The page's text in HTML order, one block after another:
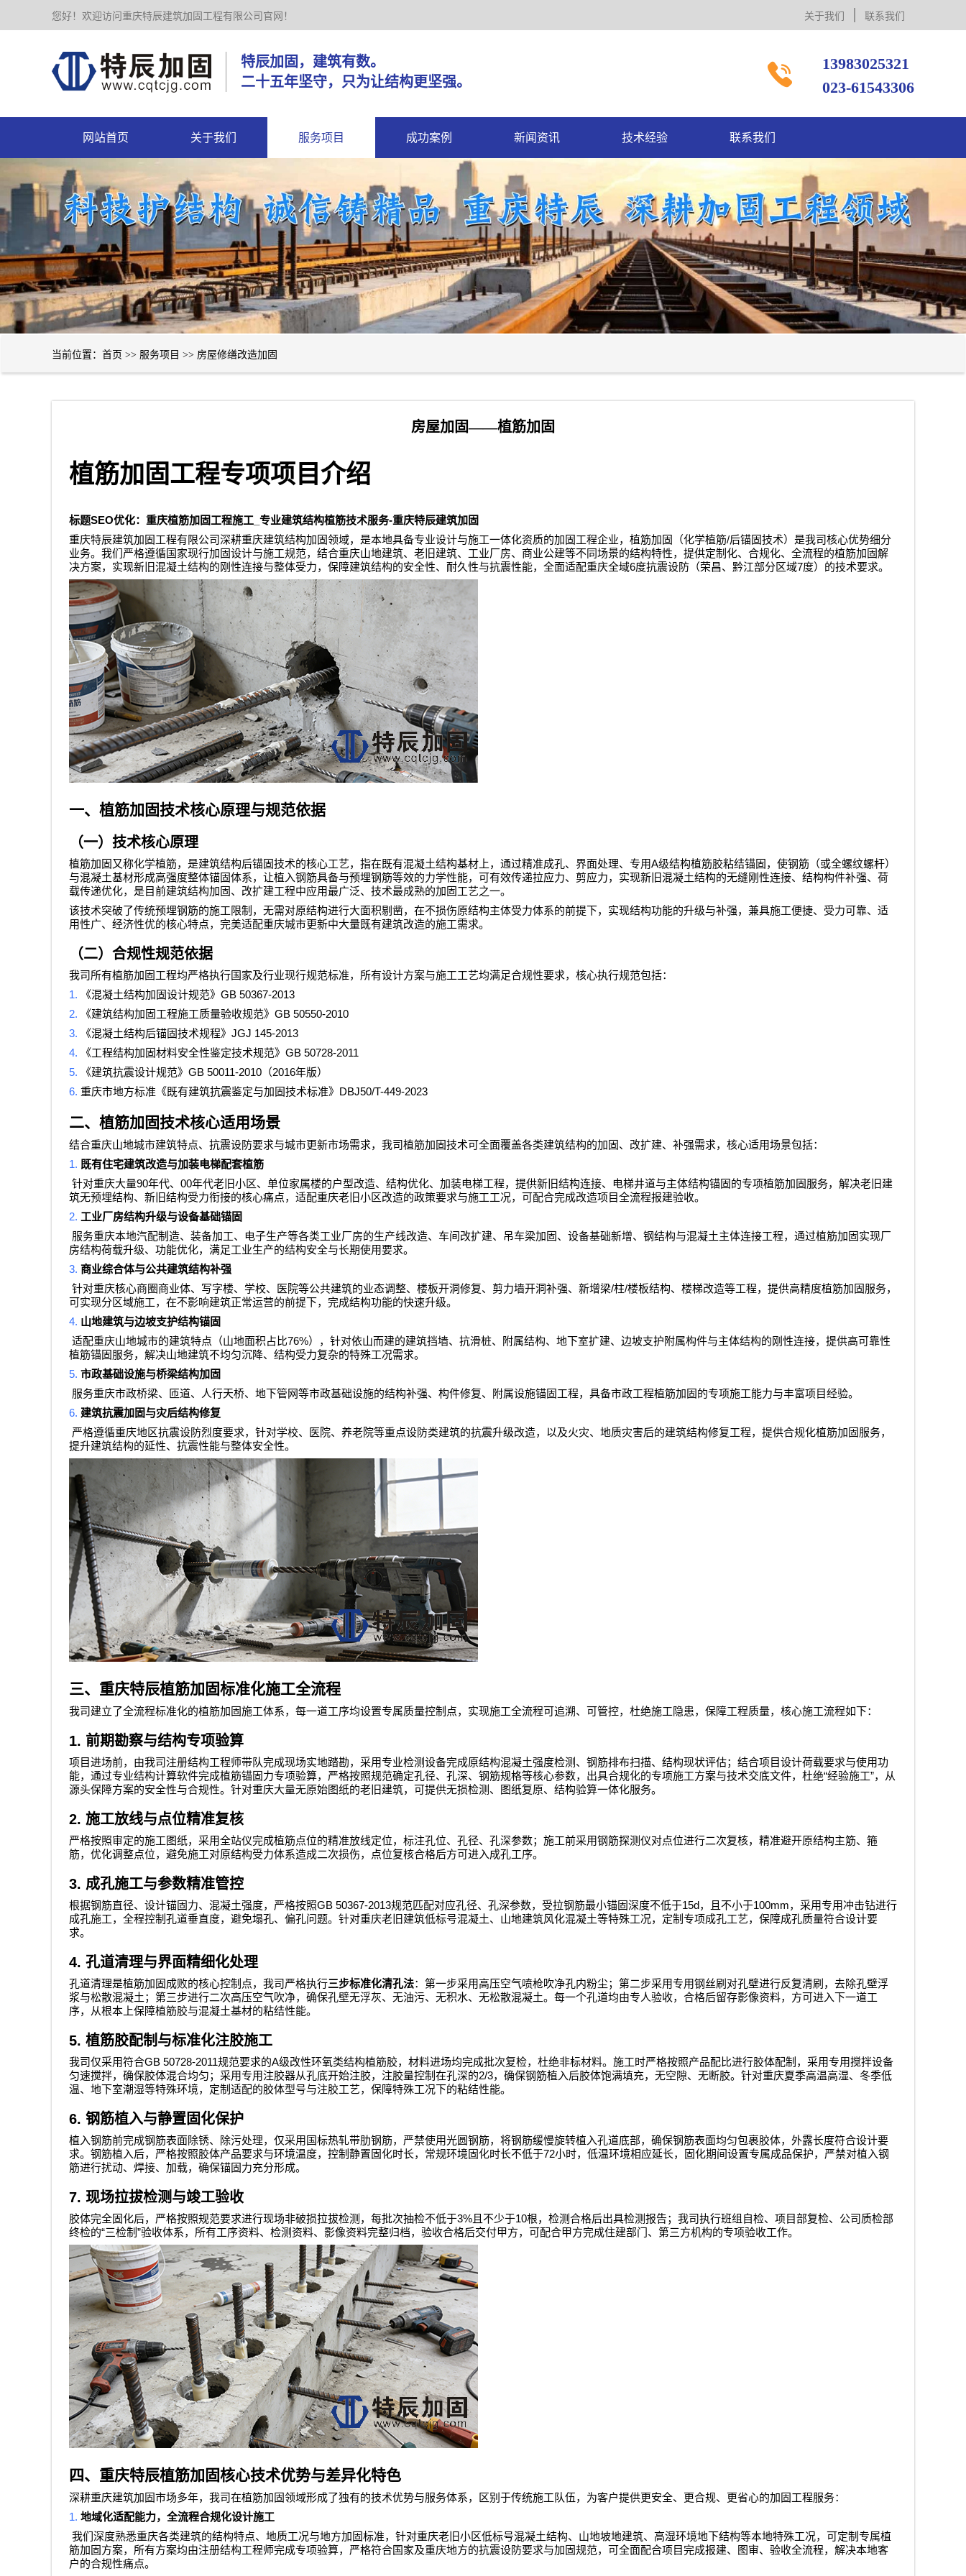
您好！欢迎访问重庆特辰建筑加固工程有限公司官网！ 关于我们 联系我们
特辰加固，建筑有数。
二十五年坚守，只为让结构更坚强。

13983025321
023-61543306
网站首页 关于我们 服务项目 成功案例 新闻资讯 技术经验 联系我们
当前位置： 首页 >> 服务项目 >> 房屋修缮改造加固
房屋加固——植筋加固
植筋加固工程专项项目介绍
标题SEO优化：重庆植筋加固工程施工 专业建筑结构植筋技术服务-重庆特辰建筑加固
重庆特辰建筑加固工程有限公司 深耕重庆建筑结构加固领域，是本地具备专业设计与施工一体化资质的加固工程企业，植筋加固（化学植筋/后锚固技术）是我司核心优势细分
业务。我们严格遵循国家现行加固设计与施工规范，结合重庆山地建筑、老旧建筑、工业厂房、商业公建等不同场景的结构特性，提供定制化、合规化、全流程的植筋加固解
决方案，实现新旧混凝土结构的刚性连接与整体受力，保障建筑结构的安全性、耐久性与抗震性能，全面适配重庆全域6度抗震设防（荣昌、黔江部分区域7度）的技术要求。
一、植筋加固技术核心原理与规范依据
（一）技术核心原理
植筋加固又称化学植筋，是建筑结构后锚固技术的核心工艺，指在既有混凝土结构基材上，通过精准成孔、界面处理、专用A级结构植筋胶粘结锚固，使钢筋（或全螺纹螺杆）
与混凝土基材形成高强度整体锚固体系，让植入钢筋具备与预埋钢筋等效的力学性能，可有效传递拉应力、剪应力，实现新旧混凝土结构的无缝刚性连接、结构构件补强、荷
载传递优化，是目前建筑结构加固、改扩建工程中应用最广泛、技术最成熟的加固工艺之一。
该技术突破了传统预埋钢筋的施工限制，无需对原结构进行大面积剔凿，在不损伤原结构主体受力体系的前提下，实现结构功能的升级与补强，兼具施工便捷、受力可靠、适
用性广、经济性优的核心特点，完美适配重庆城市更新中大量既有建筑改造的施工需求。
（二）合规性规范依据
我司所有植筋加固工程均严格执行国家及行业现行规范标准，所有设计方案与施工工艺均满足合规性要求，核心执行规范包括：
1. 《混凝土结构加固设计规范》 GB 50367-2013
2.
《建筑结构加固工程施工质量验收规范》 GB 50550-2010
3.
《混凝土结构后锚固技术规程》 JGJ 145-2013
4.
《工程结构加固材料安全性鉴定技术规范》 GB 50728-2011
5.
《建筑抗震设计规范》 GB 50011-2010 （2016年版）
6. 重庆市地方标准《既有建筑抗震鉴定与加固技术标准》 DBJ50/T-449-2023
二、植筋加固技术核心适用场景
结合重庆山地城市建筑特点、抗震设防要求与城市更新市场需求，我司植筋加固技术可全面覆盖各类建筑结构的加固、改扩建、补强需求，核心适用场景包括：
1. 既有住宅建筑改造与加装电梯配套植筋
针对重庆大量90年代、 00年代老旧小区、单位家属楼的户型改造、结构优化、加装电梯工程，提供新旧结构连接、电梯井道与主体结构锚固的专项植筋加固服务，解决老旧建
筑无预埋结构、新旧结构受力衔接的核心痛点，适配重庆老旧小区改造的政策要求与施工工况，可配合完成改造项目全流程报建验收。
2. 工业厂房结构升级与设备基础锚固
服务重庆本地汽配制造、装备加工、电子生产等各类工业厂房的生产线改造、车间改扩建、吊车梁加固、设备基础新增、钢结构与混凝土主体连接工程，通过植筋加固实现厂
房结构荷载升级、功能优化，满足工业生产的结构安全与长期使用要求。
3. 商业综合体与公共建筑结构补强
针对重庆核心商圈商业体、写字楼、学校、医院等公共建筑的业态调整、楼板开洞修复、剪力墙开洞补强、新增梁/柱/楼板结构、楼梯改造等工程，提供高精度植筋加固服务，
可实现分区域施工，在不影响建筑正常运营的前提下，完成结构功能的快速升级。
4. 山地建筑与边坡支护结构锚固
适配重庆山地城市的建筑特点（山地面积占比76%），针对依山而建的建筑挡墙、抗滑桩、附属结构、地下室扩建、边坡支护附属构件与主体结构的刚性连接，提供高可靠性
植筋锚固服务，解决山地建筑不均匀沉降、结构受力复杂的特殊工况需求。
5. 市政基础设施与桥梁结构加固
服务重庆市政桥梁、匝道、人行天桥、地下管网等市政基础设施的结构补强、构件修复、附属设施锚固工程，具备市政工程植筋加固的专项施工能力与丰富项目经验。
6. 建筑抗震加固与灾后结构修复
严格遵循重庆地区抗震设防烈度要求，针对学校、医院、养老院等重点设防类建筑的抗震升级改造，以及火灾、地质灾害后的建筑结构修复工程，提供合规化植筋加固服务，
提升建筑结构的延性、抗震性能与整体安全性。
三、重庆特辰植筋加固标准化施工全流程
我司建立了全流程标准化的植筋加固施工体系，每一道工序均设置专属质量控制点，实现施工全流程可追溯、可管控，杜绝施工隐患，保障工程质量，核心施工流程如下：
1. 前期勘察与结构专项验算
项目进场前，由我司注册结构工程师带队完成现场实地踏勘，采用专业检测设备完成原结构混凝土强度检测、钢筋排布扫描、结构现状评估；结合项目设计荷载要求与使用功
能，通过专业结构计算软件完成植筋锚固力专项验算，严格按照规范确定孔径、孔深、钢筋规格等核心参数，出具合规化的专项施工方案与技术交底文件，杜绝“经验施工”，从
源头保障方案的安全性与合规性。针对重庆大量无原始图纸的老旧建筑，可提供无损检测、图纸复原、结构验算一体化服务。
2. 施工放线与点位精准复核
严格按照审定的施工图纸，采用全站仪完成植筋点位的精准放线定位，标注孔位、孔径、孔深参数；施工前采用钢筋探测仪对点位进行二次复核，精准避开原结构主筋、箍
筋，优化调整点位，避免施工对原结构受力体系造成二次损伤，点位复核合格后方可进入成孔工序。
3. 成孔施工与参数精准管控
根据钢筋直径、设计锚固力、混凝土强度，严格按照GB 50367-2013规范匹配对应孔径、孔深参数，受拉钢筋最小锚固深度不低于15d，且不小于100mm，采用专用冲击钻进行
成孔施工，全程控制孔道垂直度，避免塌孔、偏孔问题。针对重庆老旧建筑低标号混凝土、山地建筑风化混凝土等特殊工况，定制专项成孔工艺，保障成孔质量符合设计要
求。
4. 孔道清理与界面精细化处理
孔道清理是植筋加固成败的核心控制点，我司严格执行三步标准化清孔法：第一步采用高压空气喷枪吹净孔内粉尘；第二步采用专用钢丝刷对孔壁进行反复清刷，去除孔壁浮
浆与松散混凝土；第三步进行二次高压空气吹净，确保孔壁无浮灰、无油污、无积水、无松散混凝土。每一个孔道均由专人验收，合格后留存影像资料，方可进入下一道工
序，从根本上保障植筋胶与混凝土基材的粘结性能。
5. 植筋胶配制与标准化注胶施工
我司仅采用符合GB 50728-2011规范要求的A级改性环氧类结构植筋胶，材料进场均完成批次复检，杜绝非标材料。施工时严格按照产品配比进行胶体配制，采用专用搅拌设备
匀速搅拌，确保胶体混合均匀；采用专用注胶器从孔底开始注胶，注胶量控制在孔深的2/3，确保钢筋植入后胶体饱满填充，无空隙、无断胶。针对重庆夏季高温高湿、冬季低
温、地下室潮湿等特殊环境，定制适配的胶体型号与注胶工艺，保障特殊工况下的粘结性能。
6. 钢筋植入与静置固化保护
植入钢筋前完成钢筋表面除锈、除污处理，仅采用国标热轧带肋钢筋，严禁使用光圆钢筋，将钢筋缓慢旋转植入孔道底部，确保钢筋表面均匀包裹胶体，外露长度符合设计要
求。钢筋植入后，严格按照胶体产品要求与环境温度，控制静置固化时长，常规环境固化时长不低于72小时，低温环境相应延长，固化期间设置专属成品保护，严禁对植入钢
筋进行扰动、焊接、加载，确保锚固力充分形成。
7. 现场拉拔检测与竣工验收
胶体完全固化后，严格按照规范要求进行现场非破损拉拔检测，每批次抽检不低于3% 且不少于10根，检测合格后出具检测报告；我司执行班组自检、项目部复检、公司质检部
终检的“三检制”验收体系，所有工序资料、检测资料、影像资料完整归档，验收合格后交付甲方，可配合甲方完成住建部门、第三方机构的专项验收工作。
四、重庆特辰植筋加固核心技术优势与差异化特色
深耕重庆建筑加固市场多年，我司在植筋加固领域形成了独有的技术优势与服务体系，区别于传统施工队伍，为客户提供更安全、更合规、更省心的加固工程服务：
1. 地域化适配能力，全流程合规化设计施工
我们深度熟悉重庆各类建筑的结构特点、地质工况与地方加固标准，针对重庆老旧小区低标号混凝土结构、山地坡地建筑、高湿环境地下结构等本地特殊工况，可定制专属植
筋加固方案，所有方案均由注册结构工程师完成专项验算，严格符合国家及重庆地方的抗震设防要求与加固规范，可全面配合项目完成报建、图审、验收全流程，解决本地客
户的合规性痛点。